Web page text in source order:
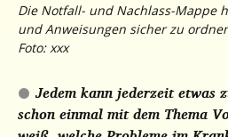
Die Notfall- und Nachlass-Mappe
und Anweisungen sicher zu
Foto: xxx
Jedem kann jederzeit etwas
schon einmal mit dem Thema